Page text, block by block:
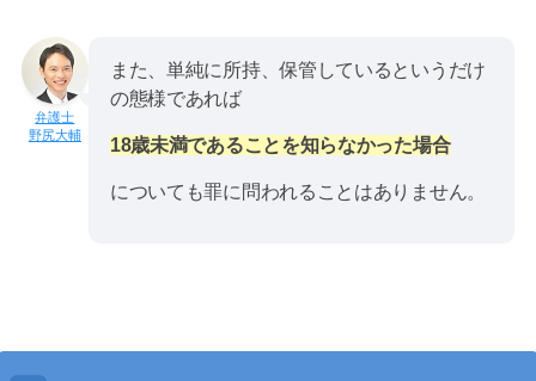
野尻大輔
また、単純に所持、保管しているというだけ
の態様であれば
18歳未満であることを知らなかった場合
についても罪に問われることはありません。